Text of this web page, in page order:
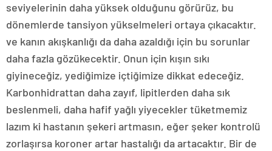
seviyelerinin daha yüksek olduğunu görürüz, bu
dönemlerde tansiyon yükselmeleri ortaya çıkacaktır.
ve kanın akışkanlığı da daha azaldığı için bu sorunlar
daha fazla gözükecektir. Onun için kışın sıkı
giyineceğiz, yediğimize içtiğimize dikkat edeceğiz.
Karbonhidrattan daha zayıf, lipitlerden daha sık
beslenmeli, daha hafif yağlı yiyecekler tüketmemiz
lazım ki hastanın şekeri artmasın, eğer şeker kontrolü
zorlaşırsa koroner artar hastalığı da artacaktır. Bir de